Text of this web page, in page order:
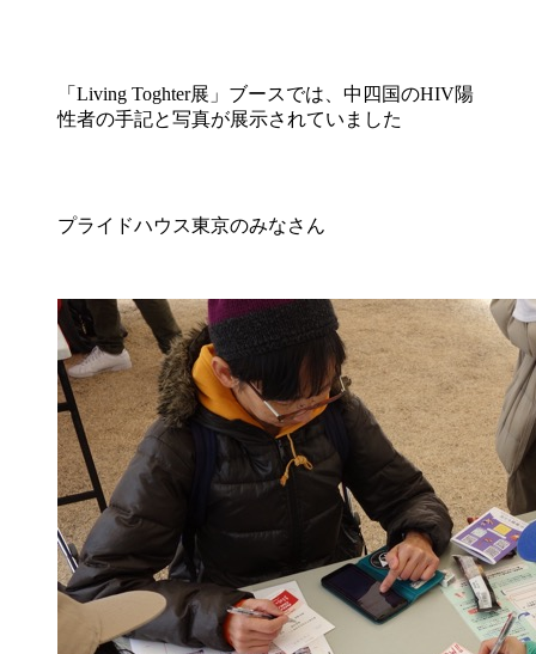
「Living Toghter展」ブースでは、中四国のHIV陽
性者の手記と写真が展示されていました
プライドハウス東京のみなさん